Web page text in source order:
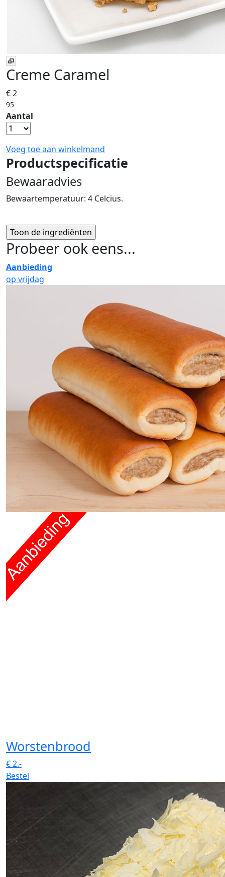
Creme Caramel
€ 2
95
Aantal
Voeg toe aan winkelmand
Productspecificatie
Bewaaradvies
Bewaartemperatuur: 4 Celcius.
Probeer ook eens...
Aanbieding
op vrijdag
Worstenbrood
€2.-
Bestel